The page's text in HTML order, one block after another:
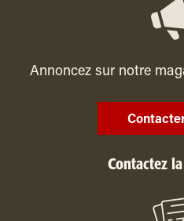
Annoncez sur notre
Contactez